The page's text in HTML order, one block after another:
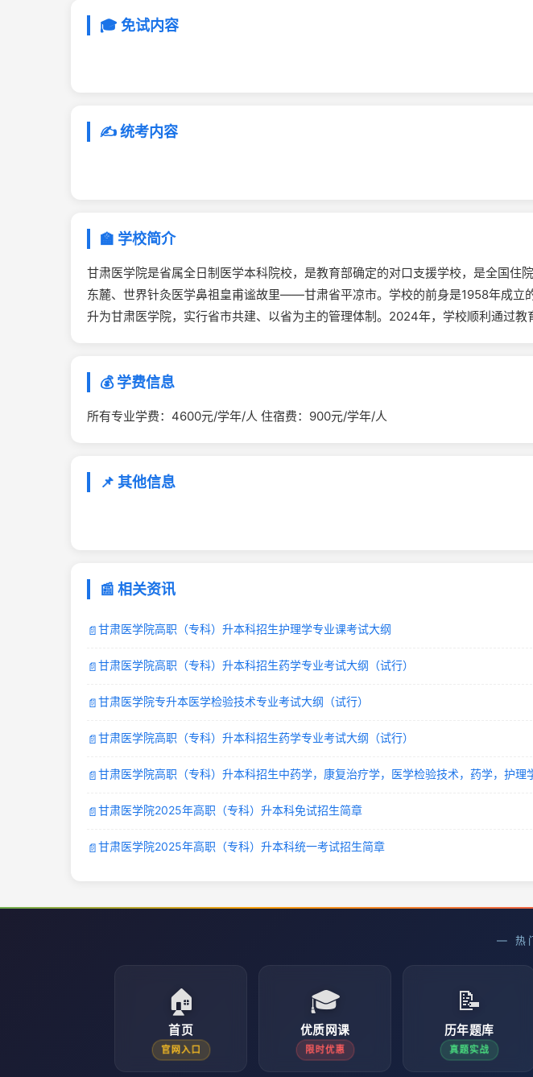
🎓 免试内容
✍️ 统考内容
🏫 学校简介
甘肃医学院是省属全日制医学本科院校，是教育部确定的对口支援学校，是全国住
东麓、世界针灸医学鼻祖皇甫谧故里——甘肃省平凉市。学校的前身是1958年成立
升为甘肃医学院，实行省市共建、以省为主的管理体制。2024年，学校顺利通过教
💰 学费信息
所有专业学费：4600元/学年/人 住宿费：900元/学年/人
📌 其他信息
📰 相关资讯
📄甘肃医学院高职（专科）升本科招生护理学专业课考试大纲
📄甘肃医学院高职（专科）升本科招生药学专业考试大纲（试行）
📄甘肃医学院专升本医学检验技术专业考试大纲（试行）
📄甘肃医学院高职（专科）升本科招生药学专业考试大纲（试行）
📄甘肃医学院高职（专科）升本科招生中药学，康复治疗学，医学检验技术，药学，护理
📄甘肃医学院2025年高职（专科）升本科免试招生简章
📄甘肃医学院2025年高职（专科）升本科统一考试招生简章
— 热
🏠
首页
官网入口
🎓
优质网课
限时优惠
📝
历年题库
真题实战